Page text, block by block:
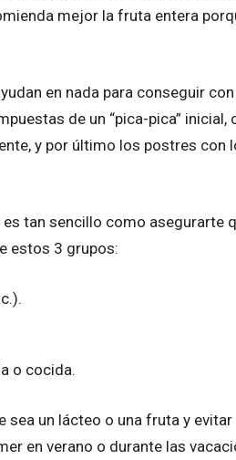
mejor la fruta entera
en nada para conseguir
de un “pica-pica” inicial,
y por último los postres con
tan sencillo como asegurarte
estos 3 grupos:
o cocida.
un lácteo o una fruta y
en verano o durante las